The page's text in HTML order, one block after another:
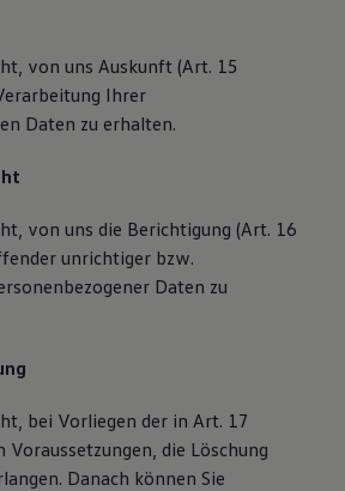
von uns Auskunft (Art. 15
Ihrer
Daten zu erhalten.
von uns die Berichtigung (Art. 16
unrichtiger bzw.
Daten zu
bei Vorliegen der in Art. 17
Voraussetzungen, die Löschung
Danach können Sie